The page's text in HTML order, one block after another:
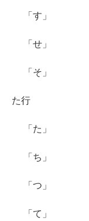
「す」
「せ」
「そ」
た行
「た」
「ち」
「つ」
「て」